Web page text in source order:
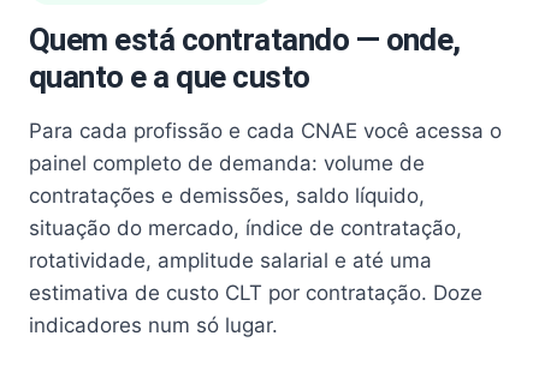
Quem está contratando — onde,
quanto e a que custo
Para cada profissão e cada CNAE você acessa o
painel completo de demanda: volume de
contratações e demissões, saldo líquido,
situação do mercado, índice de contratação,
rotatividade, amplitude salarial e até uma
estimativa de custo CLT por contratação. Doze
indicadores num só lugar.